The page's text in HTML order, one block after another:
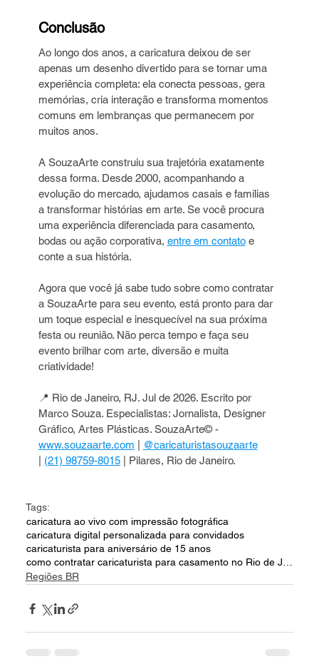
Conclusão
Ao longo dos anos, a caricatura deixou de ser
apenas um desenho divertido para se tornar uma
experiência completa: ela conecta pessoas, gera
memórias, cria interação e transforma momentos
comuns em lembranças que permanecem por
muitos anos.
A SouzaArte construiu sua trajetória exatamente
dessa forma. Desde 2000, acompanhando a
evolução do mercado, ajudamos casais e famílias
a transformar histórias em arte. Se você procura
uma experiência diferenciada para casamento,
bodas ou ação corporativa, entre em contato e
conte a sua história.
Agora que você já sabe tudo sobre como contratar
a SouzaArte para seu evento, está pronto para dar
um toque especial e inesquecível na sua próxima
festa ou reunião. Não perca tempo e faça seu
evento brilhar com arte, diversão e muita
criatividade!
📍 Rio de Janeiro, RJ. Jul de 2026. Escrito por
Marco Souza. Especialistas: Jornalista, Designer
Gráfico, Artes Plásticas. SouzaArte© -
www.souzaarte.com
@caricaturistasouzaarte
(21) 98759-8015 | Pilares, Rio de Janeiro.
Tags:
caricatura ao vivo com impressão fotográfica
caricatura digital personalizada para convidados
caricaturista para aniversário de 15 anos
como contratar caricaturista para casamento no Rio de Janeiro
Regiões BR